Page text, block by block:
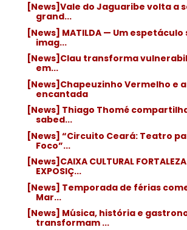
[News]Vale do Jaguaribe volta a
grand...
[News] MATILDA — Um
imag...
[News]Clau transforma
em...
[News]Chapeuzinho Vermelho e
encantada
[News] Thiago Thomé
sabed...
[News] “Circuito Ceará: Teatro
Foco”...
[News]CAIXA CULTURAL
EXPOSIÇ...
[News] Temporada de férias
Mar...
[News] Música, história e
transformam ...